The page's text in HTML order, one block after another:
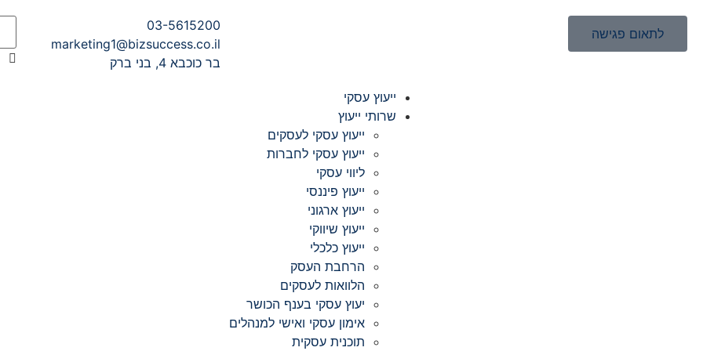
לתאום פגישה
03-5615200
marketing1@bizsuccess.co.il
בר כוכבא 4, בני ברק
ייעוץ עסקי
שרותי ייעוץ
ייעוץ עסקי לעסקים
ייעוץ עסקי לחברות
ליווי עסקי
ייעוץ פיננסי
ייעוץ ארגוני
ייעוץ שיווקי
ייעוץ כלכלי
הרחבת העסק​
הלוואות לעסקים​
יעוץ עסקי בענף הכושר
אימון עסקי ואישי למנהלים
תוכנית עסקית